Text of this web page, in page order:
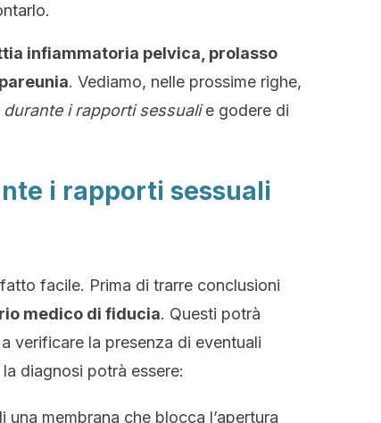
infiammatoria pelvica, prolasso
. Vediamo, nelle prossime righe,
durante i rapporti sessualie godere di
i rapporti sessuali
facile. Prima di trarre conclusioni
medico di fiducia. Questi potrà
verificare la presenza di eventuali
diagnosi potrà essere:
una membrana che blocca l’apertura